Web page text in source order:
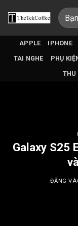
qua
Tìm
kiếm:
APPLE IPHONE
TAI NGHE
PHỤ
THU
Galaxy S25
ĐĂNG